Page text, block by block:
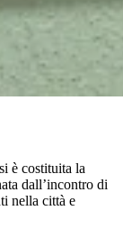
è costituita la
dall’incontro di
nella città e